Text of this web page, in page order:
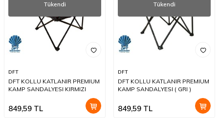
Tükendi
DFT
DFT KOLLU KATLANIR PREMIUM
KAMP SANDALYESI KIRMIZI
849,59 TL
Tükendi
DFT
DFT KOLLU KATLANIR PREMIUM
KAMP SANDALYESI ( GRI )
849,59 TL